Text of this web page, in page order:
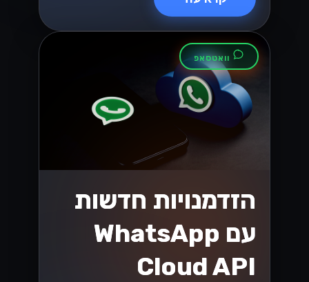
וואטסאפ
הזדמנויות חדשות
עם WhatsApp
Cloud API